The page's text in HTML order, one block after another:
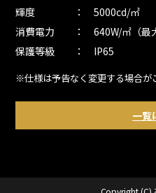
輝度 ： 5000cd/㎡
消費電力 ： 640W/㎡（最大
保護等級 ： IP65
※仕様は予告なく変更する場合が
一覧